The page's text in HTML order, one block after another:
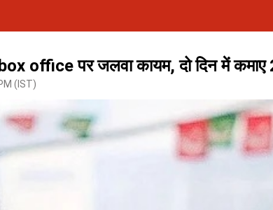
office पर जलवा कायम, दो दिन में कमाए
(IST)